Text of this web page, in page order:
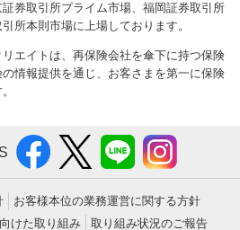
券取引所プライム市場、福岡証券取引所
所本則市場に上場しております。
リエイトは、再保険会社を傘下に持つ保険
情報提供を通じ、お客さまを第一に保険
お客様本位の業務運営に関する方針
けた取り組み
取り組み状況のご報告